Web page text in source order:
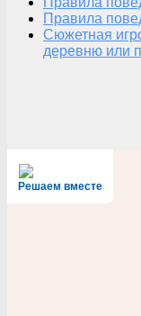
Правила
Сюжетная
деревню или
Решаем вместе